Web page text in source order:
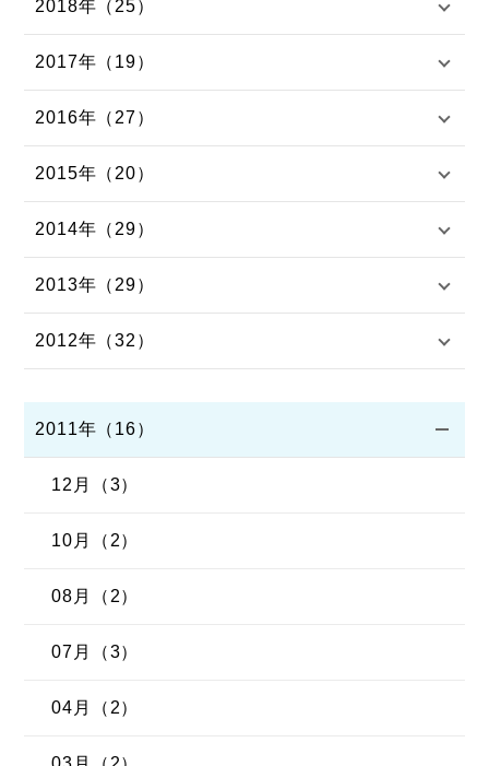
2018年（25）
2017年（19）
2016年（27）
2015年（20）
2014年（29）
2013年（29）
2012年（32）
2011年（16）
12月（3）
10月（2）
08月（2）
07月（3）
04月（2）